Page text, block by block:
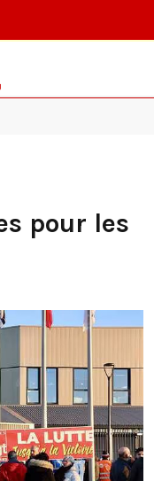
pour les salaires
pour les